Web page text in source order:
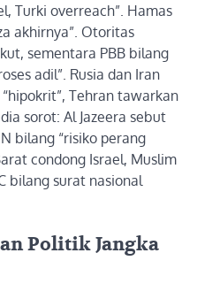
Turki overreach”. Hamas
akhirnya”. Otoritas
sementara PBB bilang
adil”. Rusia dan Iran
Tehran tawarkan
sorot: Al Jazeera sebut
bilang “risiko perang
condong Israel, Muslim
bilang surat nasional
Politik Jangka